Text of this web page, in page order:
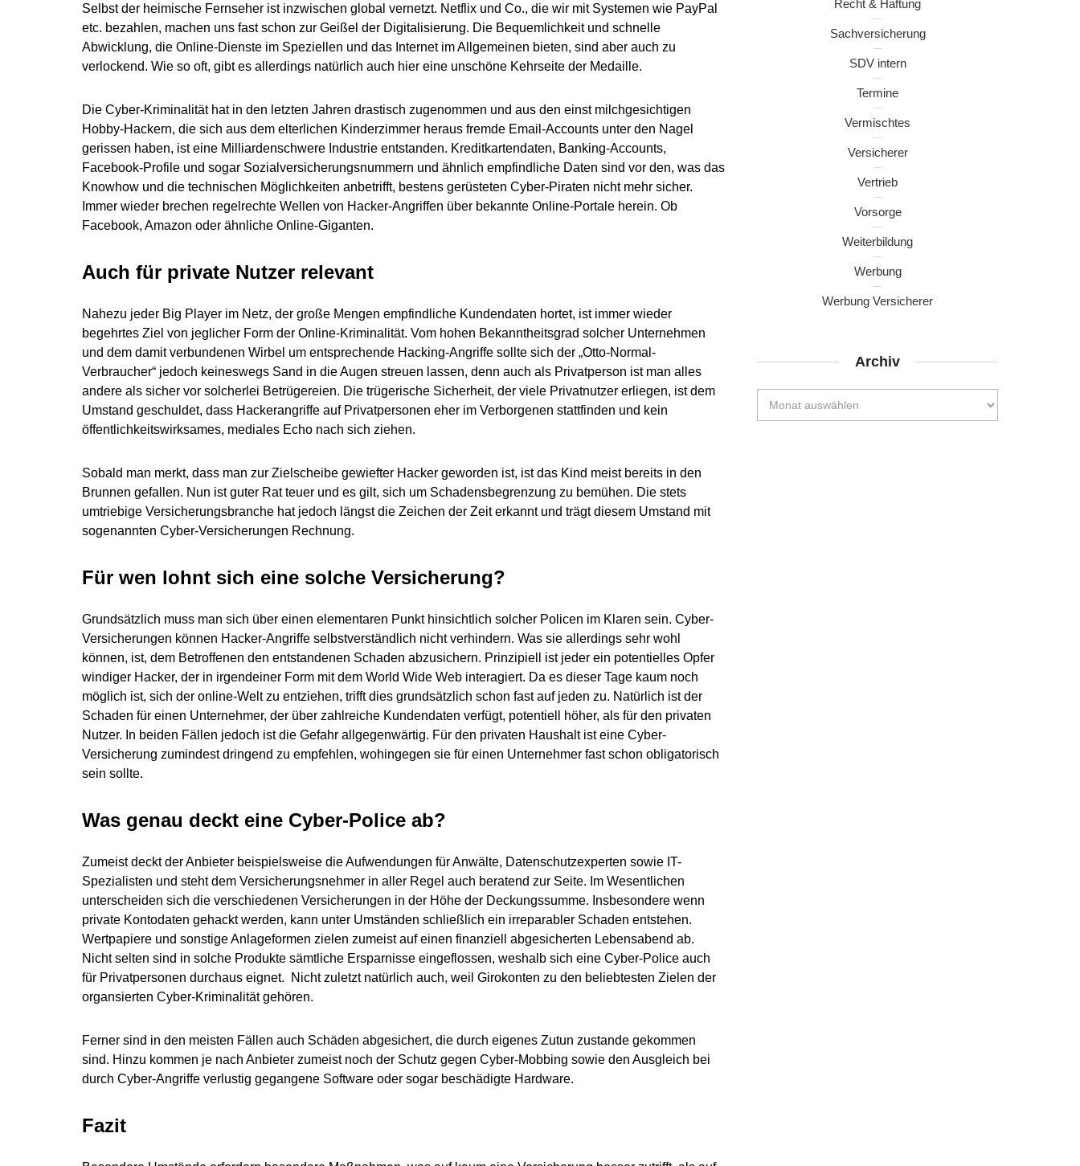
Selbst der heimische Fernseher ist inzwischen global vernetzt. Netflix und Co., die wir mit Systemen wie PayPal
etc. bezahlen, machen uns fast schon zur Geißel der Digitalisierung. Die Bequemlichkeit und schnelle
Abwicklung, die Online-Dienste im Speziellen und das Internet im Allgemeinen bieten, sind aber auch zu
verlockend. Wie so oft, gibt es allerdings natürlich auch hier eine unschöne Kehrseite der Medaille.
Die Cyber-Kriminalität hat in den letzten Jahren drastisch zugenommen und aus den einst milchgesichtigen
Hobby-Hackern, die sich aus dem elterlichen Kinderzimmer heraus fremde Email-Accounts unter den Nagel
gerissen haben, ist eine Milliardenschwere Industrie entstanden. Kreditkartendaten, Banking-Accounts,
Facebook-Profile und sogar Sozialversicherungsnummern und ähnlich empfindliche Daten sind vor den, was das
Knowhow und die technischen Möglichkeiten anbetrifft, bestens gerüsteten Cyber-Piraten nicht mehr sicher.
Immer wieder brechen regelrechte Wellen von Hacker-Angriffen über bekannte Online-Portale herein. Ob
Facebook, Amazon oder ähnliche Online-Giganten.
Auch für private Nutzer relevant
Nahezu jeder Big Player im Netz, der große Mengen empfindliche Kundendaten hortet, ist immer wieder
begehrtes Ziel von jeglicher Form der Online-Kriminalität. Vom hohen Bekanntheitsgrad solcher Unternehmen
und dem damit verbundenen Wirbel um entsprechende Hacking-Angriffe sollte sich der „Otto-Normal-
Verbraucher“ jedoch keineswegs Sand in die Augen streuen lassen, denn auch als Privatperson ist man alles
andere als sicher vor solcherlei Betrügereien. Die trügerische Sicherheit, der viele Privatnutzer erliegen, ist dem
Umstand geschuldet, dass Hackerangriffe auf Privatpersonen eher im Verborgenen stattfinden und kein
öffentlichkeitswirksames, mediales Echo nach sich ziehen.
Sobald man merkt, dass man zur Zielscheibe gewiefter Hacker geworden ist, ist das Kind meist bereits in den
Brunnen gefallen. Nun ist guter Rat teuer und es gilt, sich um Schadensbegrenzung zu bemühen. Die stets
umtriebige Versicherungsbranche hat jedoch längst die Zeichen der Zeit erkannt und trägt diesem Umstand mit
sogenannten Cyber-Versicherungen Rechnung.
Für wen lohnt sich eine solche Versicherung?
Grundsätzlich muss man sich über einen elementaren Punkt hinsichtlich solcher Policen im Klaren sein. Cyber-
Versicherungen können Hacker-Angriffe selbstverständlich nicht verhindern. Was sie allerdings sehr wohl
können, ist, dem Betroffenen den entstandenen Schaden abzusichern. Prinzipiell ist jeder ein potentielles Opfer
windiger Hacker, der in irgendeiner Form mit dem World Wide Web interagiert. Da es dieser Tage kaum noch
möglich ist, sich der online-Welt zu entziehen, trifft dies grundsätzlich schon fast auf jeden zu. Natürlich ist der
Schaden für einen Unternehmer, der über zahlreiche Kundendaten verfügt, potentiell höher, als für den privaten
Nutzer. In beiden Fällen jedoch ist die Gefahr allgegenwärtig. Für den privaten Haushalt ist eine Cyber-
Versicherung zumindest dringend zu empfehlen, wohingegen sie für einen Unternehmer fast schon obligatorisch
sein sollte.
Was genau deckt eine Cyber-Police ab?
Zumeist deckt der Anbieter beispielsweise die Aufwendungen für Anwälte, Datenschutzexperten sowie IT-
Spezialisten und steht dem Versicherungsnehmer in aller Regel auch beratend zur Seite. Im Wesentlichen
unterscheiden sich die verschiedenen Versicherungen in der Höhe der Deckungssumme. Insbesondere wenn
private Kontodaten gehackt werden, kann unter Umständen schließlich ein irreparabler Schaden entstehen.
Wertpapiere und sonstige Anlageformen zielen zumeist auf einen finanziell abgesicherten Lebensabend ab.
Nicht selten sind in solche Produkte sämtliche Ersparnisse eingeflossen, weshalb sich eine Cyber-Police auch
für Privatpersonen durchaus eignet. Nicht zuletzt natürlich auch, weil Girokonten zu den beliebtesten Zielen der
organsierten Cyber-Kriminalität gehören.
Ferner sind in den meisten Fällen auch Schäden abgesichert, die durch eigenes Zutun zustande gekommen
sind. Hinzu kommen je nach Anbieter zumeist noch der Schutz gegen Cyber-Mobbing sowie den Ausgleich bei
durch Cyber-Angriffe verlustig gegangene Software oder sogar beschädigte Hardware.
Fazit
Recht & Haftung
Sachversicherung
SDV intern
Termine
Vermischtes
Versicherer
Vertrieb
Vorsorge
Weiterbildung
Werbung
Werbung Versicherer
Archiv